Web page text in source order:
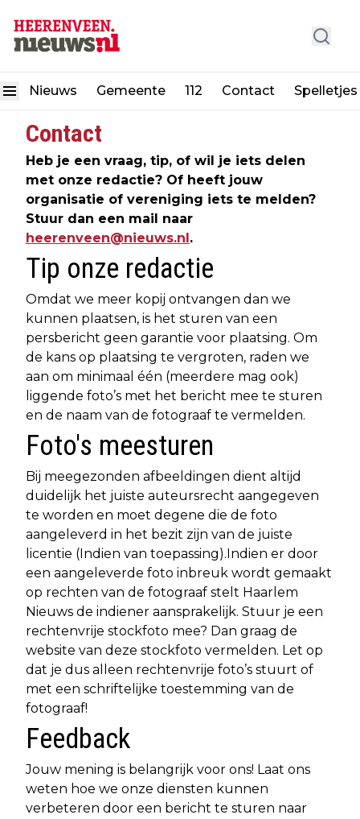
Nieuws Gemeente 112 Contact Spelletjes
Contact
Heb je een vraag, tip, of wil je iets delen
met onze redactie? Of heeft jouw
organisatie of vereniging iets te melden?
Stuur dan een mail naar
heerenveen@nieuws.nl.
Tip onze redactie
Omdat we meer kopij ontvangen dan we
kunnen plaatsen, is het sturen van een
persbericht geen garantie voor plaatsing. Om
de kans op plaatsing te vergroten, raden we
aan om minimaal één (meerdere mag ook)
liggende foto’s met het bericht mee te sturen
en de naam van de fotograaf te vermelden.
Foto's meesturen
Bij meegezonden afbeeldingen dient altijd
duidelijk het juiste auteursrecht aangegeven
te worden en moet degene die de foto
aangeleverd in het bezit zijn van de juiste
licentie (Indien van toepassing).Indien er door
een aangeleverde foto inbreuk wordt gemaakt
op rechten van de fotograaf stelt Haarlem
Nieuws de indiener aansprakelijk. Stuur je een
rechtenvrije stockfoto mee? Dan graag de
website van deze stockfoto vermelden. Let op
dat je dus alleen rechtenvrije foto’s stuurt of
met een schriftelijke toestemming van de
fotograaf!
Feedback
Jouw mening is belangrijk voor ons! Laat ons
weten hoe we onze diensten kunnen
verbeteren door een bericht te sturen naar